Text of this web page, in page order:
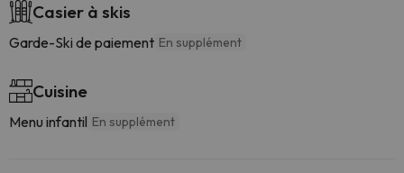
Casier à skis
Garde-Ski de paiement En supplément
Cuisine
Menu infantil En supplément